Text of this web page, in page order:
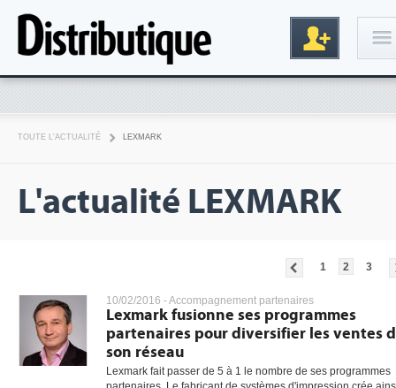
TOUTE L'ACTUALITÉ LEXMARK
L'actualité LEXMARK
1 2 3
10/02/2016 -Accompagnement partenaires
Lexmark fusionne ses programmes
partenaires pour diversifier les ventes
son réseau
Lexmark fait passer de 5 à 1 le nombre de ses programmes